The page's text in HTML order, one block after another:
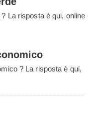
La risposta è qui, online
? La risposta è qui,